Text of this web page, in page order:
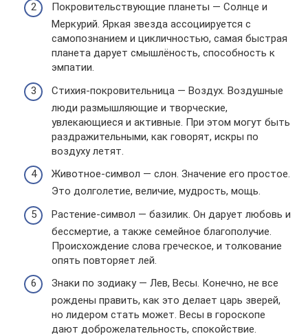
Покровительствующие планеты — Солнце и
Меркурий. Яркая звезда ассоциируется с
самопознанием и цикличностью, самая быстрая
планета дарует смышлёность, способность к
эмпатии.
Стихия-покровительница — Воздух. Воздушные
люди размышляющие и творческие,
увлекающиеся и активные. При этом могут быть
раздражительными, как говорят, искры по
воздуху летят.
Животное-символ — слон. Значение его простое.
Это долголетие, величие, мудрость, мощь.
Растение-символ — базилик. Он дарует любовь и
бессмертие, а также семейное благополучие.
Происхождение слова греческое, и толкование
опять повторяет лей.
Знаки по зодиаку — Лев, Весы. Конечно, не все
рождены править, как это делает царь зверей,
но лидером стать может. Весы в гороскопе
дают доброжелательность, спокойствие.